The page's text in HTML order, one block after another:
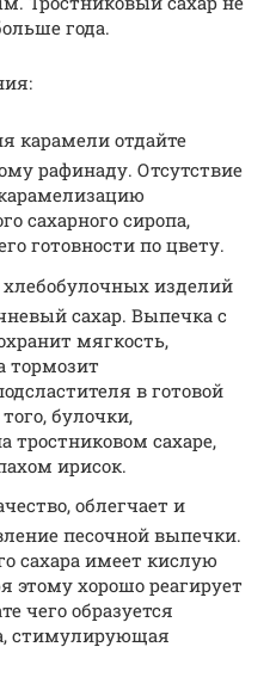
года.
карамели отдайте
рафинаду. Отсутствие
сахарного сиропа,
готовности по цвету.
изделий
сахар. Выпечка с
мягкость,
тормозит
в готовой
булочки,
тростниковом сахаре,
ирисок.
облегчает и
песочной выпечки.
сахара имеет кислую
этому хорошо реагирует
чего образуется
стимулирующая